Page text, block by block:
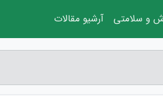
و سلامتی آرشیو مقالات